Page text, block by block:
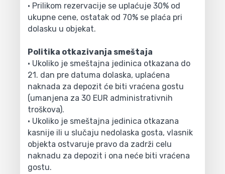
• Prilikom rezervacije se uplaćuje 30% od
ukupne cene, ostatak od 70% se plaća pri
dolasku u objekat.
Politika otkazivanja smeštaja
• Ukoliko je smeštajna jedinica otkazana do
21. dan pre datuma dolaska, uplaćena
naknada za depozit će biti vraćena gostu
(umanjena za 30 EUR administrativnih
troškova).
• Ukoliko je smeštajna jedinica otkazana
kasnije ili u slučaju nedolaska gosta, vlasnik
objekta ostvaruje pravo da zadrži celu
naknadu za depozit i ona neće biti vraćena
gostu.